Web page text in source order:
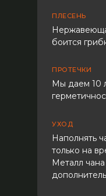
Наполнять
только на
Металл
ПЛЕСЕНЬ
УХОД
ПРОТЕЧКИ
боится
Мы даем 10